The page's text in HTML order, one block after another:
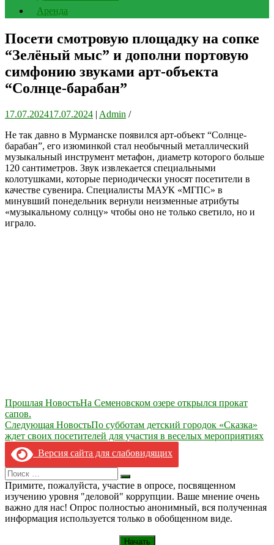
Аренда
Посети смотровую площадку на сопке
“Зелёный мыс” и дополни портовую
симфонию звуками арт-объекта
“Солнце-барабан”
17.07.202417.07.2024 | Admin /
Не так давно в Мурманске появился арт-объект “Солнце-
барабан”, его изюминкой стал необычный металлический
музыкальный инструмент метафон, диаметр которого больше
120 сантиметров. Звук извлекается специальными
колотушками, которые периодически уносят посетители в
качестве сувенира. Специалисты МАУК «МГПС» в
минувший понедельник вернули неизменные атрибуты
«музыкальному солнцу» чтобы оно не только светило, но и
играло.
Навигация
по
записям
Прошлая НовостьНа Семеновском озере открылся прокат
сапов.
Следующая НовостьПо субботам детский городок «Сказка»
ждет своих посетителей для участия в веселых мероприятиях
Версия сайта для слабовидящих
Search
for:
Искать
Примите, пожалуйста, участие в опросе, посвященном
изучению уровня "деловой" коррупции. Ваше мнение очень
важно для нас! Опрос полностью анонимный, вся полученная
информация используется только в обобщенном виде.
Начать